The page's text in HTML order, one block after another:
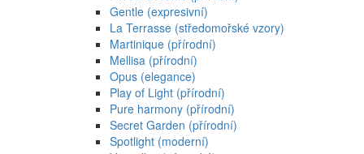
Gentle (expresivní)
La Terrasse (středomořské vzory)
Martinique (přírodní)
Mellisa (přírodní)
Opus (elegance)
Play of Light (přírodní)
Pure harmony (přírodní)
Secret Garden (přírodní)
Spotlight (moderní)